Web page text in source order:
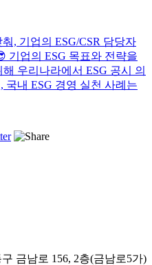
, 기업의 ESG/CSR 담당자
기업의 ESG 목표와 전략을
우리나라에서 ESG 공시 의
국내 ESG 경영 실천 사례는
금남로 156, 2층(금남로5가)